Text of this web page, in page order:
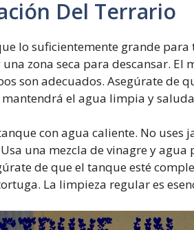
Del Terrario
lo suficientemente grande
zona seca para descansar.
son adecuados. Asegúrate de
el agua limpia y
con agua caliente. No
una mezcla de vinagre y
de que el tanque esté
La limpieza regular es